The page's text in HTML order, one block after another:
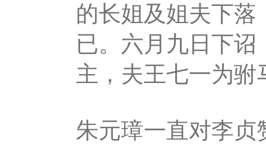
的长姐及姐夫下
已。六月九日下
主，夫王七一为驸
朱元璋一直对李贞